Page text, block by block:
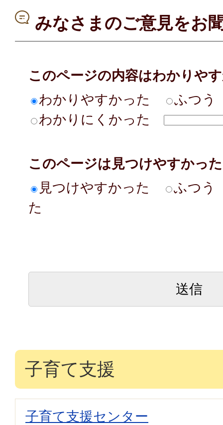
みなさまのご意見をお
このページの内容はわかりや
わかりやすかった
ふつう
わかりにくかった
このページは見つけやすかっ
見つけやすかった
ふつう
た
子育て支援
子育て支援センター